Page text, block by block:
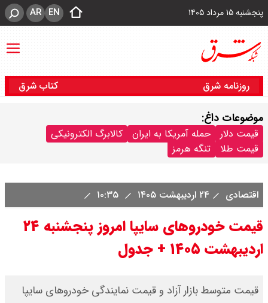
پنجشنبه ۱۵ مرداد ۱۴۰۵ EN
AR
روزنامه شرق کتاب شرق
موضوعات داغ:
قیمت دلار حمله آمریکا به ایران
کالابرگ الکترونیکی
قیمت طلا
تنگه هرمز
اقتصادی ۲۴ اردیبهشت ۱۴۰۵
قیمت خودرو‌های سایپا امروز پنجشنبه ۲۴
اردیبهشت ۱۴۰۵ + جدول
قیمت متوسط بازار آزاد و قیمت نمایندگی خودرو‌های سایپا